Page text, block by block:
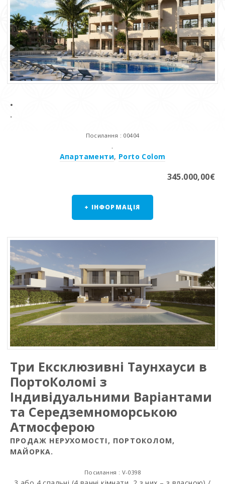
.
.
Посилання : 00404
.
Апартаменти, Porto Colom
345.000,00€
+ ІНФОРМАЦІЯ
Три Ексклюзивні Таунхауси в
ПортоКоломі з
Індивідуальними Варіантами
та Середземноморською
Атмосферою
ПРОДАЖ НЕРУХОМОСТІ, ПОРТОКОЛОМ,
МАЙОРКА.
Посилання : V-0398